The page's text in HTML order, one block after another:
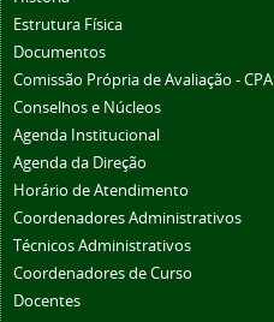
Estrutura Física
Documentos
Comissão Própria de Avaliação - CPA
Conselhos e Núcleos
Agenda Institucional
Agenda da Direção
Horário de Atendimento
Coordenadores Administrativos
Técnicos Administrativos
Coordenadores de Curso
Docentes